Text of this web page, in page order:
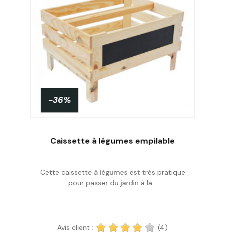
Acheter
-36%
Caissette à légumes empilable
Cette caissette à légumes est très pratique
pour passer du jardin à la...
Avis client : (4)